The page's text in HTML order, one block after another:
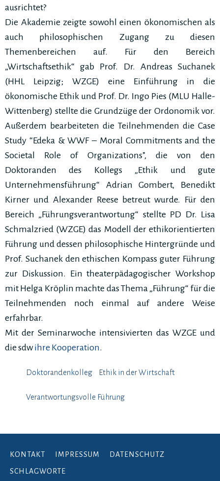
ausrichtet?
Die Akademie zeigte sowohl einen ökonomischen als
auch philosophischen Zugang zu diesen
Themenbereichen auf. Für den Bereich
„Wirtschaftsethik“ gab Prof. Dr. Andreas Suchanek
(HHL Leipzig; WZGE) eine Einführung in die
ökonomische Ethik und Prof. Dr. Ingo Pies (MLU Halle-
Wittenberg) stellte die Grundzüge der Ordonomik vor.
Außerdem bearbeiteten die Teilnehmenden die Case
Study “Edeka & WWF – Moral Commitments and the
Societal Role of Organizations”, die von den
Doktoranden des Kollegs „Ethik und gute
Unternehmensführung“ Adrian Gombert, Benedikt
Kirner und Alexander Reese betreut wurde. Für den
Bereich „Führungsverantwortung“ stellte PD Dr. Lisa
Schmalzried (WZGE) das Modell der ethikorientierten
Führung und dessen philosophische Hintergründe und
Prof. Suchanek den ethischen Kompass guter Führung
zur Diskussion. Ein theaterpädagogischer Workshop
mit Helga Kröplin machte das Thema „Führung“ für die
Teilnehmenden noch einmal auf andere Weise
erfahrbar.
Mit der Seminarwoche intensivierten das WZGE und
die sdwihre Kooperation.
Doktorandenkolleg Ethik in der Wirtschaft
Verantwortungsvolle Führung
KONTAKT IMPRESSUM DATENSCHUTZ
SCHLAGWORTE